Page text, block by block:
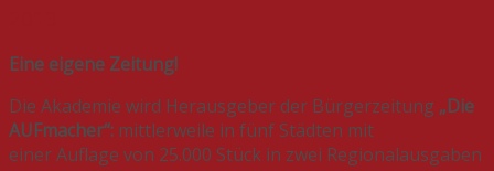
Eine eigene Zeitung!
Die Akademie wird Herausgeber der Bürgerzeitung „Die
AUFmacher“: mittlerweile in fünf Städten mit
einer Auflage von 25.000 Stück in zwei Regionalausgaben